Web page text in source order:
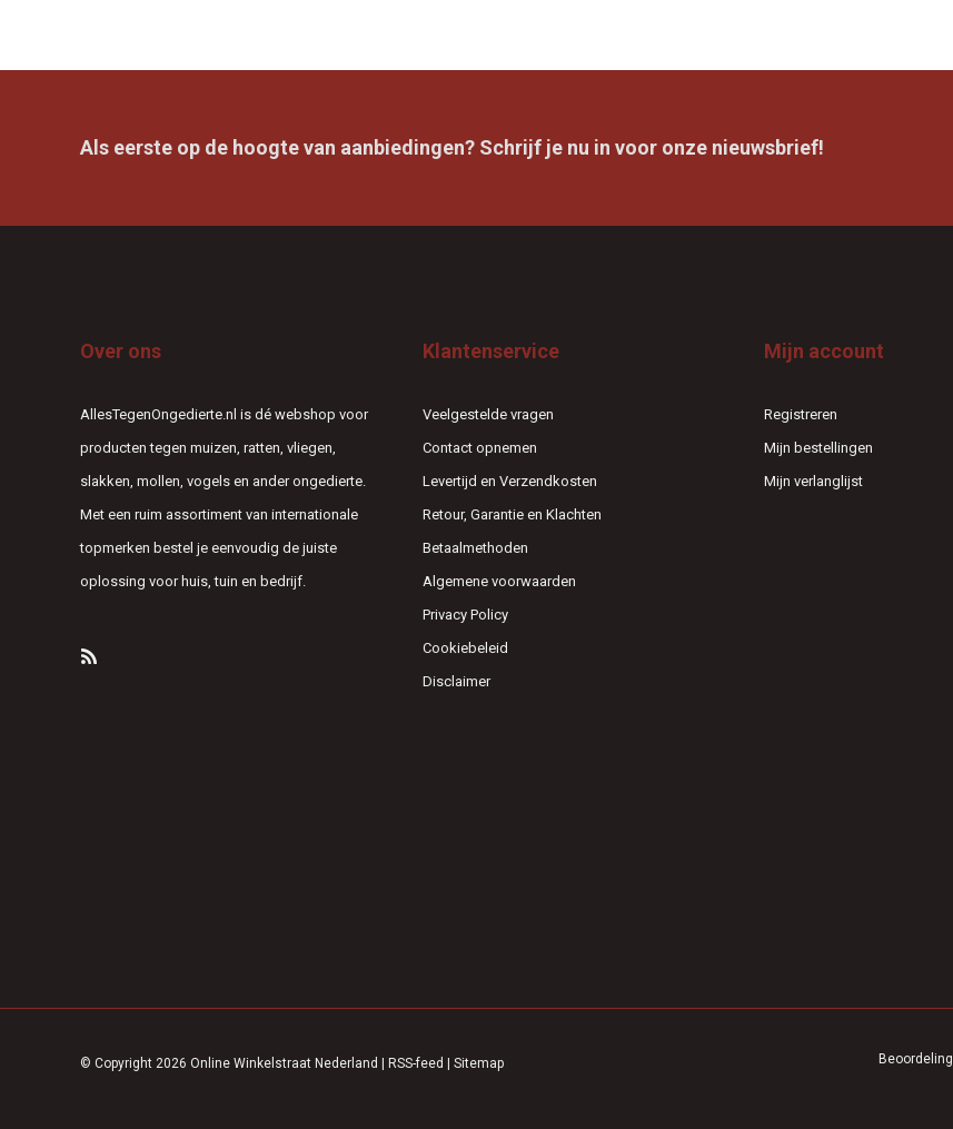
Als eerste op de hoogte van aanbiedingen? Schrijf je nu in voor onze nieuwsbrief!
Over ons
AllesTegenOngedierte.nl is dé webshop voor
producten tegen muizen, ratten, vliegen,
slakken, mollen, vogels en ander ongedierte.
Met een ruim assortiment van internationale
topmerken bestel je eenvoudig de juiste
oplossing voor huis, tuin en bedrijf.
Klantenservice
Veelgestelde vragen
Contact opnemen
Levertijd en Verzendkosten
Retour, Garantie en Klachten
Betaalmethoden
Algemene voorwaarden
Privacy Policy
Cookiebeleid
Disclaimer
Mijn account
Registreren
Mijn bestellingen
Mijn verlanglijst
© Copyright 2026 Online Winkelstraat Nederland RSS-feed Sitemap Beoordeling